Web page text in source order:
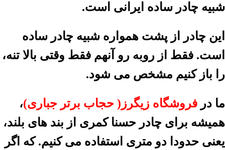
شبیه چادر ساده ایرانی است.
این چادر از پشت همواره شبیه چادر ساده
است. فقط از روبه رو آنهم فقط وقتی بالا تنه،
را باز کنیم مشخص می شود.
ما در فروشگاه زیگرز( حجاب برتر جباری)،
همیشه برای چادر حسنا کمری از بند های بلند،
یعنی حدودا دو متری استفاده می کنیم. که اگر